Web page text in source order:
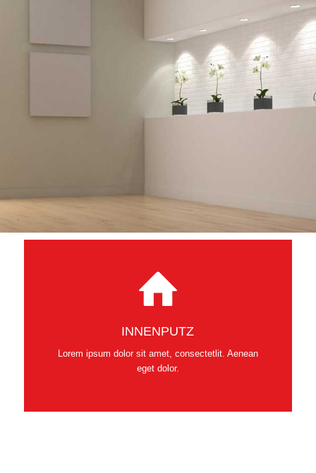
INNENPUTZ
Lorem ipsum dolor sit amet, consectetlit. Aenean
eget dolor.